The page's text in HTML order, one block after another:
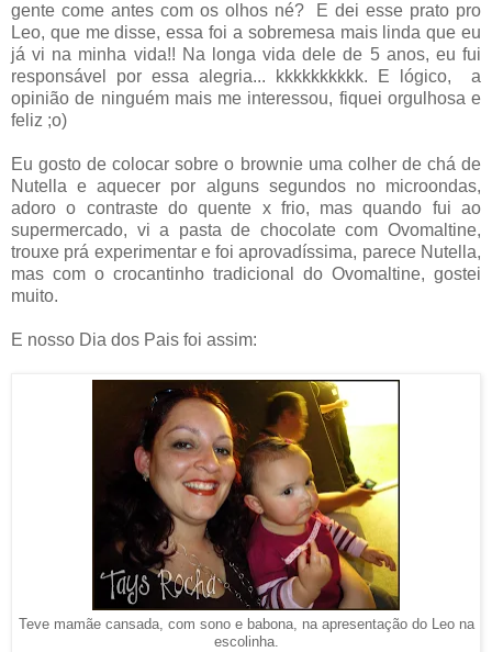
gente come antes com os olhos né? E dei esse prato pro
Leo, que me disse, essa foi a sobremesa mais linda que eu
já vi na minha vida!! Na longa vida dele de 5 anos, eu fui
responsável por essa alegria... kkkkkkkkkk. E lógico, a
opinião de ninguém mais me interessou, fiquei orgulhosa e
feliz ;o)
Eu gosto de colocar sobre o brownie uma colher de chá de
Nutella e aquecer por alguns segundos no microondas,
adoro o contraste do quente x frio, mas quando fui ao
supermercado, vi a pasta de chocolate com Ovomaltine,
trouxe prá experimentar e foi aprovadíssima, parece Nutella,
mas com o crocantinho tradicional do Ovomaltine, gostei
muito.
E nosso Dia dos Pais foi assim:
Teve mamãe cansada, com sono e babona, na apresentação do Leo na
escolinha.